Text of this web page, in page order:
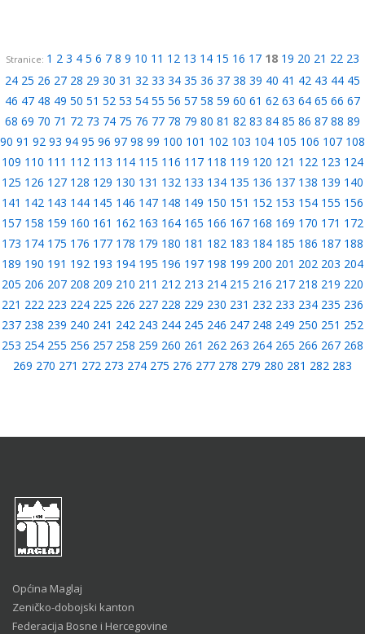
Stranice: 1 2 3 4 5 6 7 8 9 10 11 12 13 14 15 16 17 18 19 20 21 22 23
24 25 26 27 28 29 30 31 32 33 34 35 36 37 38 39 40 41 42 43 44 45
46 47 48 49 50 51 52 53 54 55 56 57 58 59 60 61 62 63 64 65 66 67
68 69 70 71 72 73 74 75 76 77 78 79 80 81 82 83 84 85 86 87 88 89
90 91 92 93 94 95 96 97 98 99 100 101 102 103 104 105 106 107 108
109 110 111 112 113 114 115 116 117 118 119 120 121 122 123 124
125 126 127 128 129 130 131 132 133 134 135 136 137 138 139 140
141 142 143 144 145 146 147 148 149 150 151 152 153 154 155 156
157 158 159 160 161 162 163 164 165 166 167 168 169 170 171 172
173 174 175 176 177 178 179 180 181 182 183 184 185 186 187 188
189 190 191 192 193 194 195 196 197 198 199 200 201 202 203 204
205 206 207 208 209 210 211 212 213 214 215 216 217 218 219 220
221 222 223 224 225 226 227 228 229 230 231 232 233 234 235 236
237 238 239 240 241 242 243 244 245 246 247 248 249 250 251 252
253 254 255 256 257 258 259 260 261 262 263 264 265 266 267 268
269 270 271 272 273 274 275 276 277 278 279 280 281 282 283
Općina Maglaj
Zeničko-dobojski kanton
Federacija Bosne i Hercegovine